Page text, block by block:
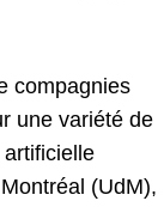
compagnies
une variété de
(UdM),